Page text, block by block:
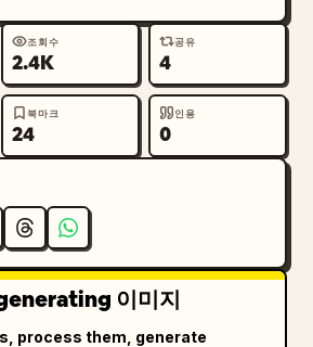
조회수
2.4K
공유
4
북마크
24
인용
0
이미지
process them, generate